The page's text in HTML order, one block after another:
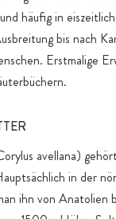
häufig in
bis nach
Erstmalige
avellana)
in der
ihn von Anatolien